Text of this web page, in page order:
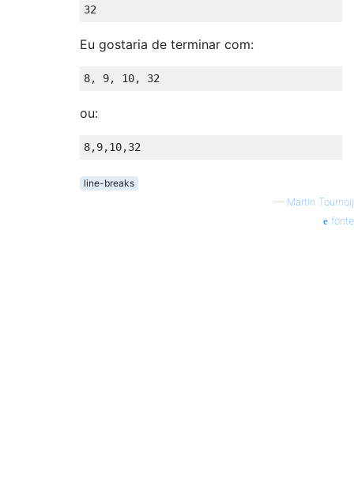
Eu gostaria de terminar com:
ou:
line-breaks
— Martin Tournoij
fonte